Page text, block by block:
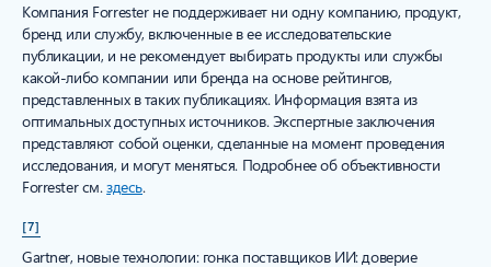
Компания Forrester не поддерживает ни одну компанию, продукт,
бренд или службу, включенные в ее исследовательские
публикации, и не рекомендует выбирать продукты или службы
какой-либо компании или бренда на основе рейтингов,
представленных в таких публикациях. Информация взята из
оптимальных доступных источников. Экспертные заключения
представляют собой оценки, сделанные на момент проведения
исследования, и могут меняться. Подробнее об объективности
Forrester см.здесь.
[7]
Gartner, новые технологии: гонка поставщиков ИИ: доверие